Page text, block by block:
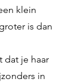
klein
is dan
dat je haar
in